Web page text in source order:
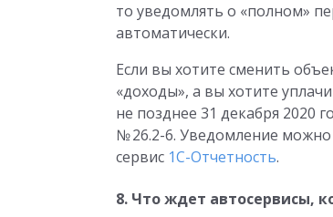
то уведомлять о «полном»
автоматически.
Если вы хотите сменить
«доходы», а вы хотите
не позднее 31 декабря 2020
№ 26.2-6. Уведомление
сервис 1С-Отчетность.
8. Что ждет автосервисы,